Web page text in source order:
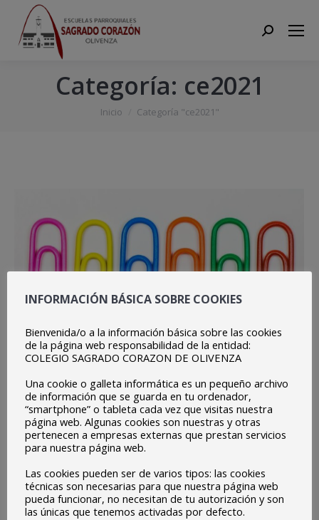
Search:
Categoría: ce2021
Estás aquí:
Inicio Categoría "ce2021"
Cambio fecha presentación secundaria
ce2021,Centro Por protehus septiembre 7, 2020
Queridas familias: Quiero informaros que hoy
lunes, 7 de septiembre, nos han comunicado
desde la Secretaría General de Educación que
disponemos de un profesor más para hacer tres
INFORMACIÓN BÁSICA SOBRE COOKIES
Bienvenida/o a la información básica sobre las cookies
de la página web responsabilidad de la entidad:
COLEGIO SAGRADO CORAZON DE OLIVENZA
Una cookie o galleta informática es un pequeño archivo
de información que se guarda en tu ordenador,
“smartphone” o tableta cada vez que visitas nuestra
página web. Algunas cookies son nuestras y otras
pertenecen a empresas externas que prestan servicios
para nuestra página web.
Las cookies pueden ser de varios tipos: las cookies
técnicas son necesarias para que nuestra página web
pueda funcionar, no necesitan de tu autorización y son
las únicas que tenemos activadas por defecto.